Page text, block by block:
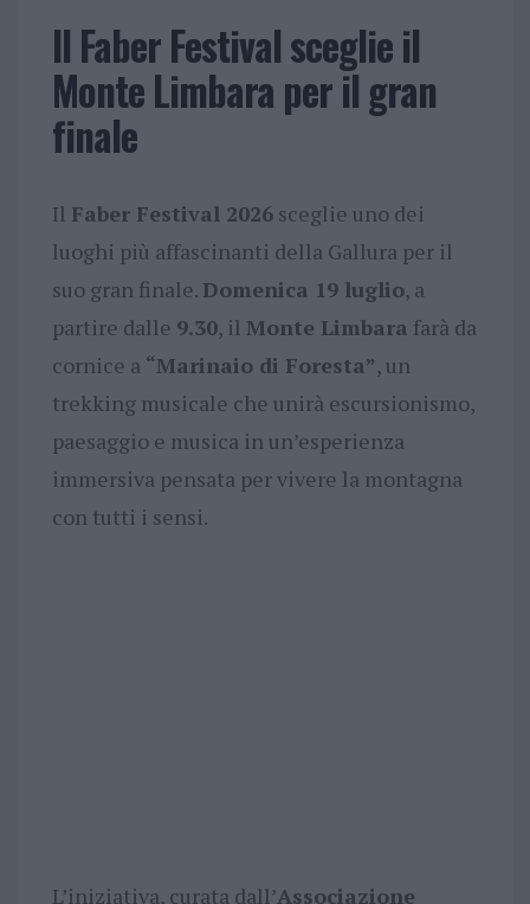
Il Faber Festival sceglie il
Monte Limbara per il gran
finale
Il Faber Festival 2026sceglie uno dei
luoghi più affascinanti della Gallura per il
suo gran finale. Domenica 19 luglio, a
partire dalle 9.30, il Monte Limbara farà da
cornice a “Marinaio di Foresta”, un
trekking musicale che unirà escursionismo,
paesaggio e musica in un’esperienza
immersiva pensata per vivere la montagna
con tutti i sensi.
L’iniziativa, curata dall’Associazione